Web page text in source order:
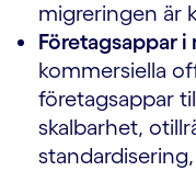
migreringen är
Företagsappar
kommersiella
företagsappar
skalbarhet,